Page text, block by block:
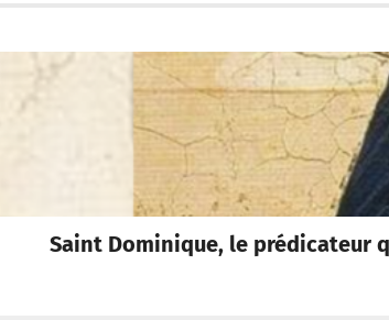
Saint Dominique, le prédicateur